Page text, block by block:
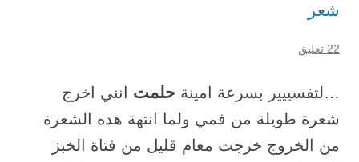
شعر
22 تعليق
…لتفسييير بسرعة امينة حلمت انني اخرج
شعرة طويلة من فمي ولما انتهة هده الشعرة
من الخروج خرجت معام قليل من فتاة الخبز